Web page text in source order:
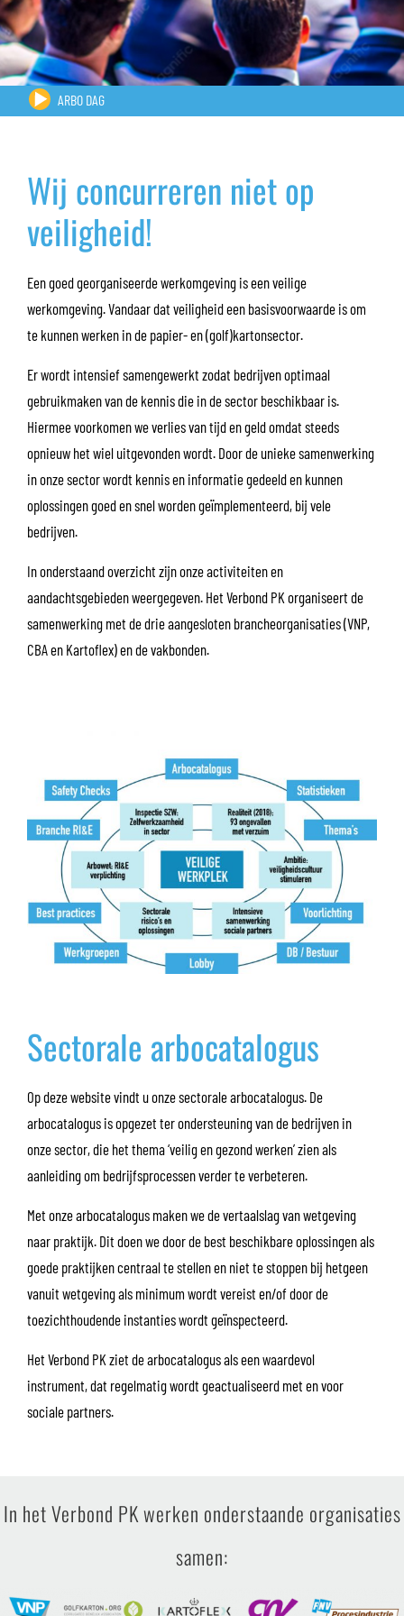
ARBO DAG
Wij concurreren niet op
veiligheid!
Een goed georganiseerde werkomgeving is een veilige
werkomgeving. Vandaar dat veiligheid een basisvoorwaarde is om
te kunnen werken in de papier- en (golf)kartonsector.
Er wordt intensief samengewerkt zodat bedrijven optimaal
gebruikmaken van de kennis die in de sector beschikbaar is.
Hiermee voorkomen we verlies van tijd en geld omdat steeds
opnieuw het wiel uitgevonden wordt. Door de unieke samenwerking
in onze sector wordt kennis en informatie gedeeld en kunnen
oplossingen goed en snel worden geïmplementeerd, bij vele
bedrijven.
In onderstaand overzicht zijn onze activiteiten en
aandachtsgebieden weergegeven. Het Verbond PK organiseert de
samenwerking met de drie aangesloten brancheorganisaties (VNP,
CBA en Kartoflex) en de vakbonden.
Sectorale arbocatalogus
Op deze website vindt u onze sectorale arbocatalogus. De
arbocatalogus is opgezet ter ondersteuning van de bedrijven in
onze sector, die het thema ‘veilig en gezond werken’ zien als
aanleiding om bedrijfsprocessen verder te verbeteren.
Met onze arbocatalogus maken we de vertaalslag van wetgeving
naar praktijk. Dit doen we door de best beschikbare oplossingen als
goede praktijken centraal te stellen en niet te stoppen bij hetgeen
vanuit wetgeving als minimum wordt vereist en/of door de
toezichthoudende instanties wordt geïnspecteerd.
Het Verbond PK ziet de arbocatalogus als een waardevol
instrument, dat regelmatig wordt geactualiseerd met en voor
sociale partners.
In het Verbond PK werken onderstaande organisaties
samen: